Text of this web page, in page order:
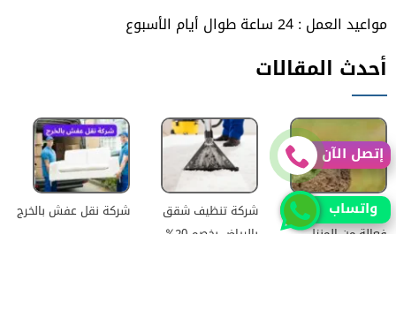
مواعيد العمل : 24 ساعة طوال أيام الأسبوع
أحدث المقالات
طرق التخلص من الوزغ
فعالة من المنزل
شركة تنظيف شقق
بالرياض بخصم 20%
شركة نقل عفش بالخرج
إتصل الآن
واتساب